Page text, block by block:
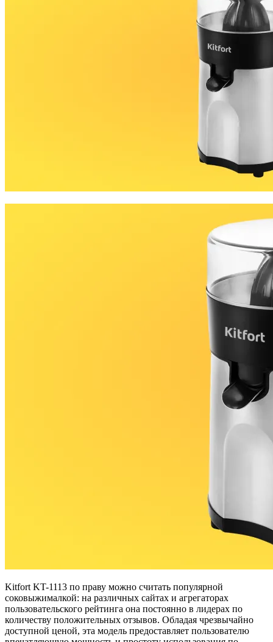
Kitfort KT-1113 по праву можно считать популярной
соковыжималкой: на различных сайтах и ​​агрегаторах
пользовательского рейтинга она постоянно в лидерах по
количеству положительных отзывов. Обладая чрезвычайно
доступной ценой, эта модель предоставляет пользователю